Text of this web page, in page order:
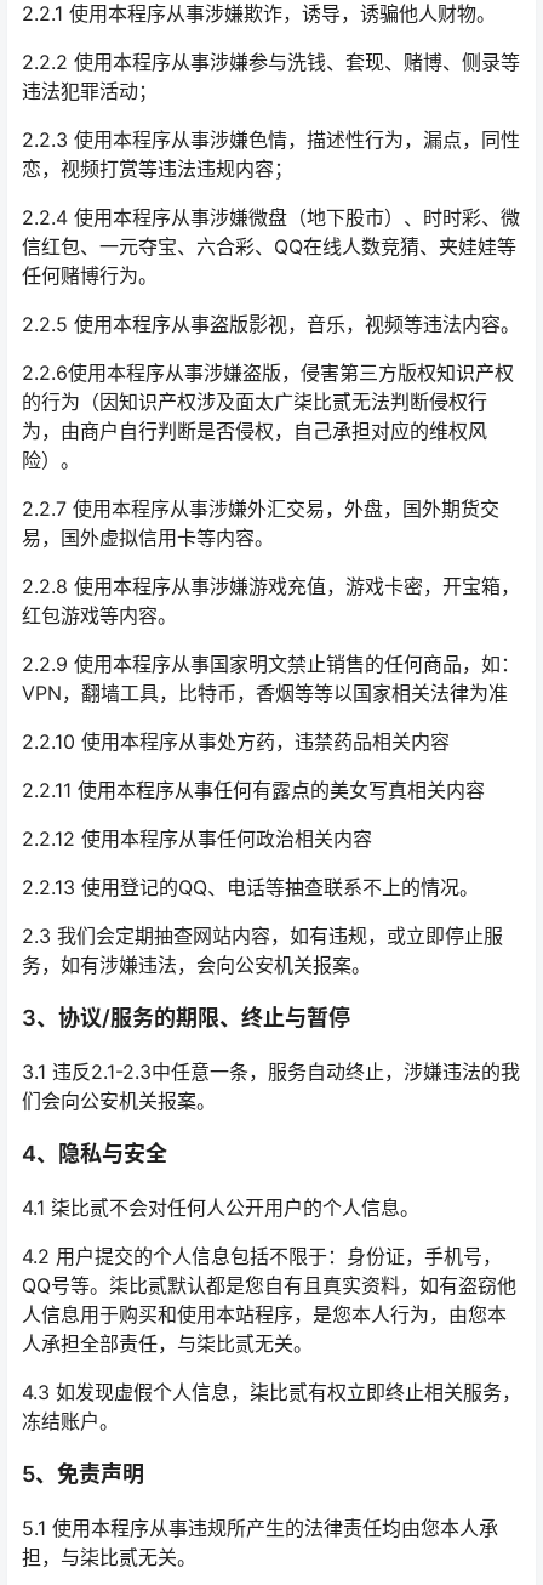
2.2.1 使用本程序从事涉嫌欺诈，诱导，诱骗他人财物。
2.2.2 使用本程序从事涉嫌参与洗钱、套现、赌博、侧录等
违法犯罪活动；
2.2.3 使用本程序从事涉嫌色情，描述性行为，漏点，同性
恋，视频打赏等违法违规内容；
2.2.4 使用本程序从事涉嫌微盘（地下股市）、时时彩、微
信红包、一元夺宝、六合彩、QQ在线人数竞猜、夹娃娃等
任何赌博行为。
2.2.5 使用本程序从事盗版影视，音乐，视频等违法内容。
2.2.6使用本程序从事涉嫌盗版，侵害第三方版权知识产权
的行为（因知识产权涉及面太广柒比贰无法判断侵权行
为，由商户自行判断是否侵权，自己承担对应的维权风
险）。
2.2.7 使用本程序从事涉嫌外汇交易，外盘，国外期货交
易，国外虚拟信用卡等内容。
2.2.8 使用本程序从事涉嫌游戏充值，游戏卡密，开宝箱，
红包游戏等内容。
2.2.9 使用本程序从事国家明文禁止销售的任何商品，如：
VPN，翻墙工具，比特币，香烟等等以国家相关法律为准
2.2.10 使用本程序从事处方药，违禁药品相关内容
2.2.11 使用本程序从事任何有露点的美女写真相关内容
2.2.12 使用本程序从事任何政治相关内容
2.2.13 使用登记的QQ、电话等抽查联系不上的情况。
2.3 我们会定期抽查网站内容，如有违规，或立即停止服
务，如有涉嫌违法，会向公安机关报案。
3、协议/服务的期限、终止与暂停
3.1 违反2.1-2.3中任意一条，服务自动终止，涉嫌违法的我
们会向公安机关报案。
4、隐私与安全
4.1 柒比贰不会对任何人公开用户的个人信息。
4.2 用户提交的个人信息包括不限于：身份证，手机号，
QQ号等。柒比贰默认都是您自有且真实资料，如有盗窃他
人信息用于购买和使用本站程序，是您本人行为，由您本
人承担全部责任，与柒比贰无关。
4.3 如发现虚假个人信息，柒比贰有权立即终止相关服务，
冻结账户。
5、免责声明
5.1 使用本程序从事违规所产生的法律责任均由您本人承
担，与柒比贰无关。